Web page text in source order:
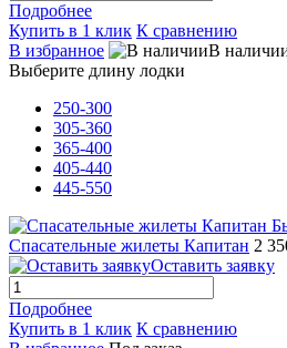
Подробнее
Купить в 1 клик К сравнению
В избранное
В
Выберите длину лодки
250-300
305-360
365-400
405-440
445-550
Спасательные жилеты Капитан 2
Оставить заявку
Подробнее
Купить в 1 клик К сравнению